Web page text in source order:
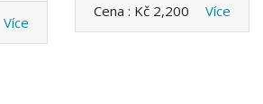
Více
Cena : Kč 2,200 Více